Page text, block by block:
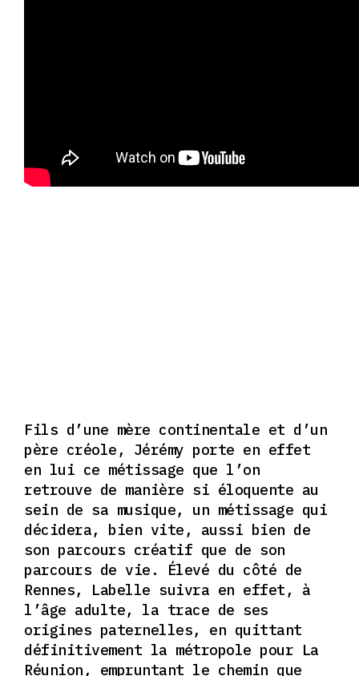
Fils d’une mère continentale et d’un
père créole, Jérémy porte en effet
en lui ce métissage que l’on
retrouve de manière si éloquente au
sein de sa musique, un métissage qui
décidera, bien vite, aussi bien de
son parcours créatif que de son
parcours de vie. Élevé du côté de
Rennes, Labelle suivra en effet, à
l’âge adulte, la trace de ses
origines paternelles, en quittant
définitivement la métropole pour La
Réunion, empruntant le chemin que